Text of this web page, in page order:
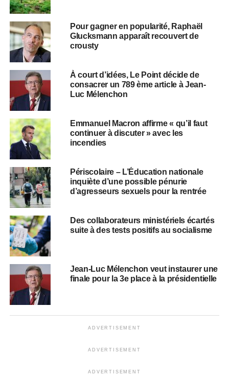
Pour gagner en popularité, Raphaël
Glucksmann apparaît recouvert de
crousty
À court d’idées, Le Point décide de
consacrer un 789 ème article à Jean-
Luc Mélenchon
Emmanuel Macron affirme « qu’il faut
continuer à discuter » avec les
incendies
Périscolaire – L’Éducation nationale
inquiète d’une possible pénurie
d’agresseurs sexuels pour la rentrée
Des collaborateurs ministériels écartés
suite à des tests positifs au socialisme
Jean-Luc Mélenchon veut instaurer une
finale pour la 3e place à la présidentielle
ADVERTISEMENT
ADVERTISEMENT
ADVERTISEMENT